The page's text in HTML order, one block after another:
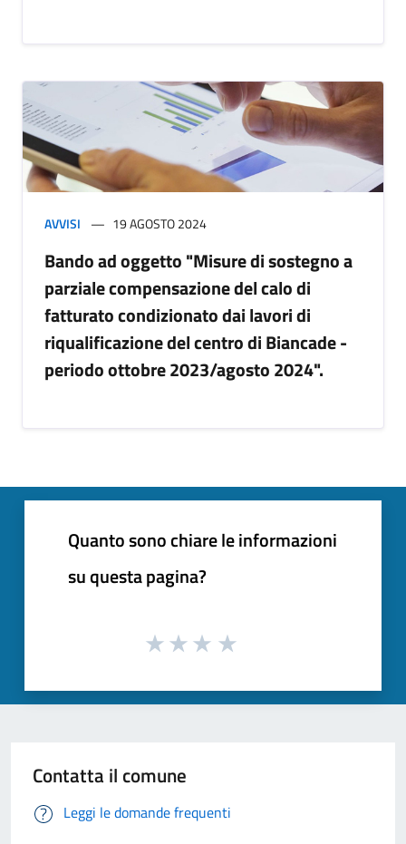
AVVISI 19 AGOSTO 2024
Bando ad oggetto "Misure di sostegno a
parziale compensazione del calo di
fatturato condizionato dai lavori di
riqualificazione del centro di Biancade -
periodo ottobre 2023/agosto 2024".
Quanto sono chiare le informazioni
su questa pagina?
Contatta il comune
Leggi le domande frequenti